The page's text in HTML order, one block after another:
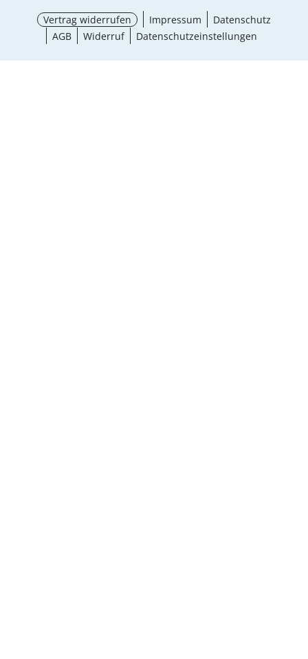
Vertrag widerrufen Impressum
Datenschutz
AGB
Widerruf Datenschutzeinstellungen